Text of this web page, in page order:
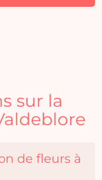
sur la
de fleurs à